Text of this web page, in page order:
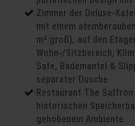
Zimmer der Deluxe-
mit einem
m² groß), auf den
Wohn-/Sitzbereich,
Safe, Bademantel &
separater Dusche
Restaurant The
historischen
gehobenem Ambiente